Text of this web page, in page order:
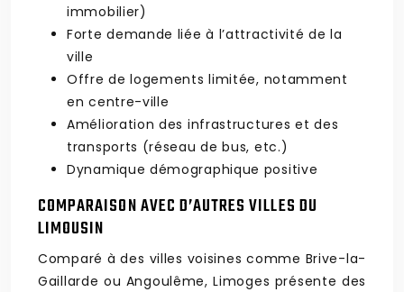
immobilier)
Forte demande liée à l’attractivité de la
ville
Offre de logements limitée, notamment
en centre-ville
Amélioration des infrastructures et des
transports (réseau de bus, etc.)
Dynamique démographique positive
COMPARAISON AVEC D’AUTRES VILLES DU
LIMOUSIN
Comparé à des villes voisines comme Brive-la-
Gaillarde ou Angoulême, Limoges présente des